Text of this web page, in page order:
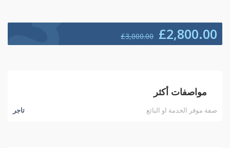
£3,000.00 £2,800.00
مواصفات أكثر
صفة موفر الخدمة او البائع تاجر